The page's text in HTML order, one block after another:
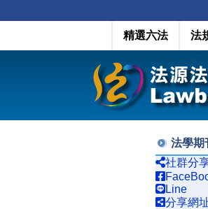
精選六法 法
法學期
社群分
Line
分享網